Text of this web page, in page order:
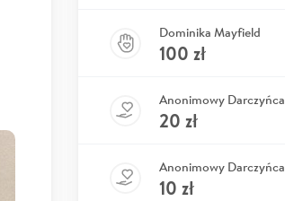
Dominika Mayfield
100 zł
Anonimowy Darczyńca
20 zł
Anonimowy Darczyńca
10 zł